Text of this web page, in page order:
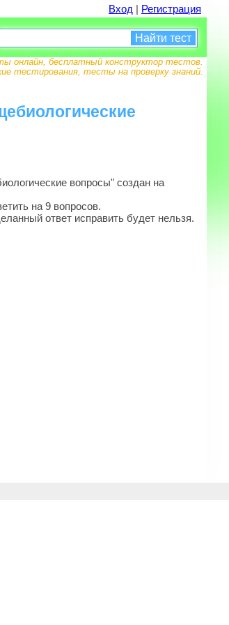
Вход | Регистрация
онлайн, бесплатный конструктор тестов.
тестирования, тесты на проверку знаний.
Найти тест
вопросы" создан на
на 9 вопросов.
ответ исправить будет нельзя.